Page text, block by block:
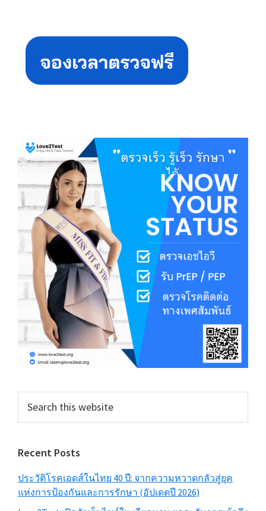
Sidebar
this
Recent Posts
ประวัติโรคเอดส์ในไทย 40 ปี: จากความหวาดกลัวสู่ยุค
แห่งการป้องกันและการรักษา (อัปเดตปี 2026)